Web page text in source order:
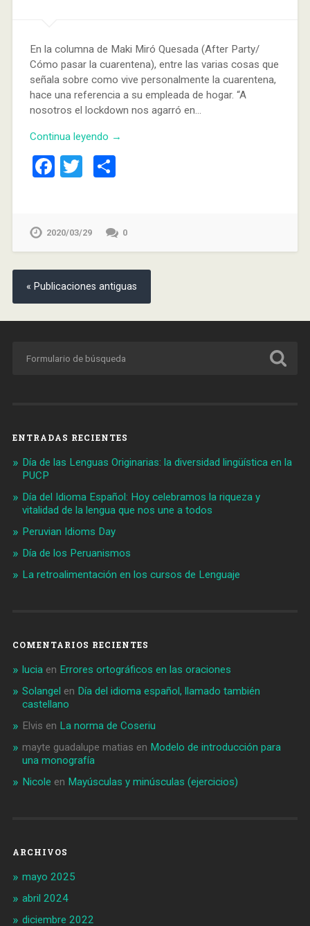
En la columna de Maki Miró Quesada (After Party/
Cómo pasar la cuarentena), entre las varias cosas que
señala sobre como vive personalmente la cuarentena,
hace una referencia a su empleada de hogar. “A
nosotros el lockdown nos agarró en…
Continua leyendo →
Facebook
Twitter
2020/03/29 0
« Publicaciones antiguas
ENTRADAS RECIENTES
Día de las Lenguas Originarias: la diversidad lingüística en la
PUCP
Día del Idioma Español: Hoy celebramos la riqueza y
vitalidad de la lengua que nos une a todos
Peruvian Idioms Day
Día de los Peruanismos
La retroalimentación en los cursos de Lenguaje
COMENTARIOS RECIENTES
luciaen Errores ortográficos en las oraciones
Solangel en Día del idioma español, llamado también
castellano
Elvis en La norma de Coseriu
mayte guadalupe matias en Modelo de introducción para
una monografía
Nicole en Mayúsculas y minúsculas (ejercicios)
ARCHIVOS
mayo 2025
abril 2024
diciembre 2022